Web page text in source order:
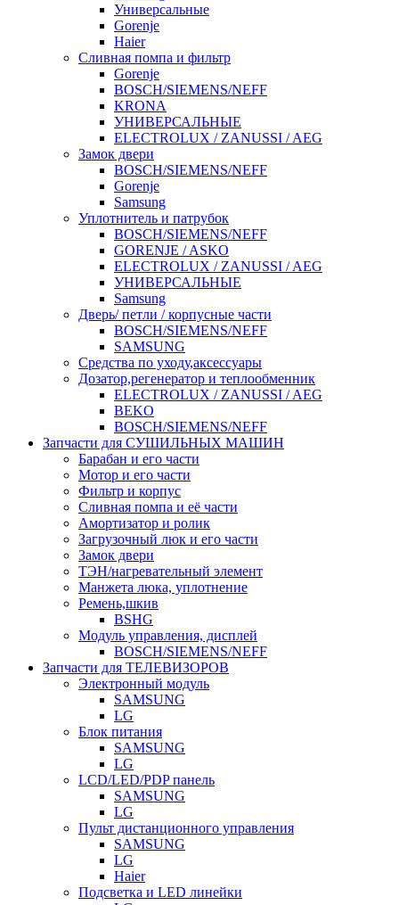
Универсальные
Gorenje
Haier
Сливная помпа и фильтр
Gorenje
BOSCH/SIEMENS/NEFF
KRONA
УНИВЕРСАЛЬНЫЕ
ELECTROLUX / ZANUSSI / AEG
Замок двери
BOSCH/SIEMENS/NEFF
Gorenje
Samsung
Уплотнитель и патрубок
BOSCH/SIEMENS/NEFF
GORENJE / ASKO
ELECTROLUX / ZANUSSI / AEG
УНИВЕРСАЛЬНЫЕ
Samsung
Дверь/ петли / корпусные части
BOSCH/SIEMENS/NEFF
SAMSUNG
Средства по уходу,аксессуары
Дозатор,регенератор и теплообменник
ELECTROLUX / ZANUSSI / AEG
BEKO
BOSCH/SIEMENS/NEFF
Запчасти для СУШИЛЬНЫХ МАШИН
Барабан и его части
Мотор и его части
Фильтр и корпус
Сливная помпа и её части
Амортизатор и ролик
Загрузочный люк и его части
Замок двери
ТЭН/нагревательный элемент
Манжета люка, уплотнение
Ремень,шкив
BSHG
Модуль управления, дисплей
BOSCH/SIEMENS/NEFF
Запчасти для ТЕЛЕВИЗОРОВ
Электронный модуль
SAMSUNG
LG
Блок питания
SAMSUNG
LG
LCD/LED/PDP панель
SAMSUNG
LG
Пульт дистанционного управления
SAMSUNG
LG
Haier
Подсветка и LED линейки